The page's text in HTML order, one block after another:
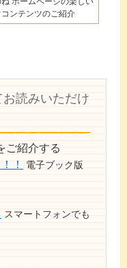
ンテンツのご紹介
読みいただけ
ご紹介する
！
電子ブック版
スマートフォンでも